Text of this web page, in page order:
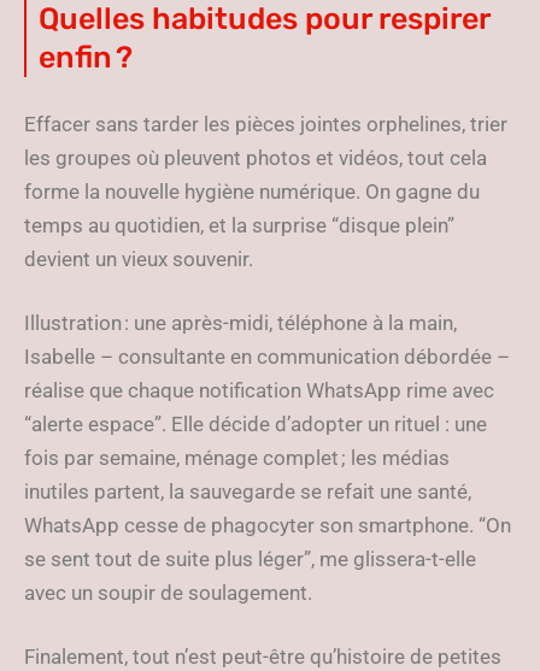
Quelles habitudes pour respirer
enfin ?
Effacer sans tarder les pièces jointes orphelines, trier
les groupes où pleuvent photos et vidéos, tout cela
forme la nouvelle hygiène numérique. On gagne du
temps au quotidien, et la surprise “disque plein”
devient un vieux souvenir.
Illustration : une après-midi, téléphone à la main,
Isabelle – consultante en communication débordée –
réalise que chaque notification WhatsApp rime avec
“alerte espace”. Elle décide d’adopter un rituel : une
fois par semaine, ménage complet ; les médias
inutiles partent, la sauvegarde se refait une santé,
WhatsApp cesse de phagocyter son smartphone. “On
se sent tout de suite plus léger”, me glissera-t-elle
avec un soupir de soulagement.
Finalement, tout n’est peut-être qu’histoire de petites